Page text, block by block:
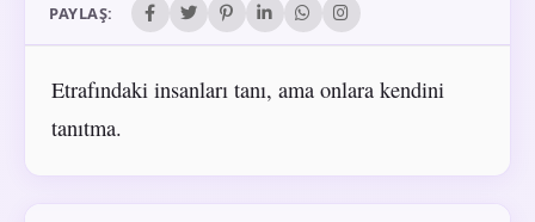
PAYLAŞ:
Etrafındaki insanları tanı, ama onlara kendini
tanıtma.